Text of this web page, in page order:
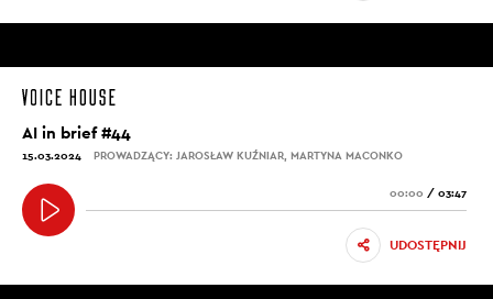
AI in brief #44
15.03.2024 PROWADZĄCY: JAROSŁAW KUŹNIAR, MARTYNA MACONKO
00:00 / 03:47
UDOSTĘPNIJ